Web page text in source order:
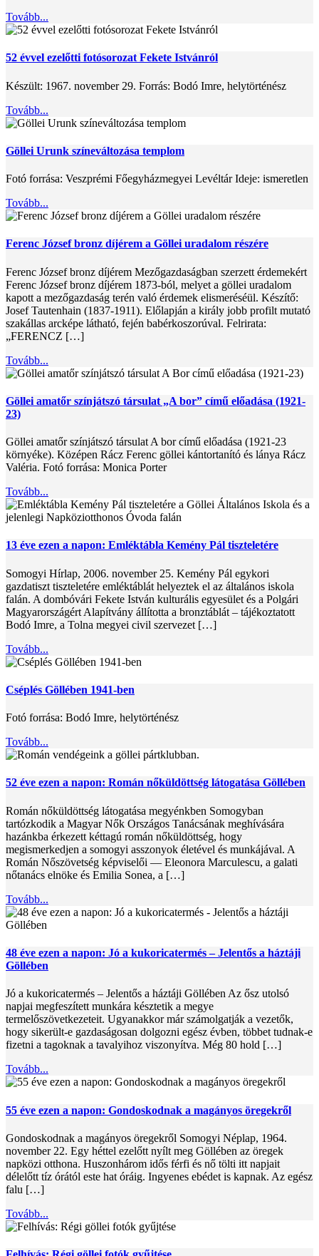
Tovább...
52 évvel ezelőtti fotósorozat Fekete Istvánról
Készült: 1967. november 29. Forrás: Bodó Imre, helytörténész
Tovább...
Göllei Urunk színeváltozása templom
Fotó forrása: Veszprémi Főegyházmegyei Levéltár Ideje: ismeretlen
Tovább...
Ferenc József bronz díjérem a Göllei uradalom részére
Ferenc József bronz díjérem Mezőgazdaságban szerzett érdemekért
Ferenc József bronz díjérem 1873-ból, melyet a göllei uradalom
kapott a mezőgazdaság terén való érdemek elismeréséül. Készítő:
Josef Tautenhain (1837-1911). Előlapján a király jobb profilt mutató
szakállas arcképe látható, fején babérkoszorúval. Felrirata:
„FERENCZ […]
Tovább...
Göllei amatőr színjátszó társulat „A bor” című előadása (1921-
23)
Göllei amatőr színjátszó társulat A bor című előadása (1921-23
környéke). Középen Rácz Ferenc göllei kántortanító és lánya Rácz
Valéria. Fotó forrása: Monica Porter
Tovább...
13 éve ezen a napon: Emléktábla Kemény Pál tiszteletére
Somogyi Hírlap, 2006. november 25. Kemény Pál egykori
gazdatiszt tiszteletére emléktáblát helyeztek el az általános iskola
falán. A dombóvári Fekete István kulturális egyesület és a Polgári
Magyarországért Alapítvány állította a bronztáblát – tájékoztatott
Bodó Imre, a Tolna megyei civil szervezet […]
Tovább...
Cséplés Göllében 1941-ben
Fotó forrása: Bodó Imre, helytörténész
Tovább...
52 éve ezen a napon: Román nőküldöttség látogatása Göllében
Román nőküldöttség látogatása megyénkben Somogyban
tartózkodik a Magyar Nők Országos Tanácsának meghívására
hazánkba érkezett kéttagú román nőküldöttség, hogy
megismerkedjen a somogyi asszonyok életével és munkájával. A
Román Nőszövetség képviselői — Eleonora Marculescu, a galati
nőtanács elnöke és Emilia Sonea, a […]
Tovább...
48 éve ezen a napon: Jó a kukoricatermés – Jelentős a háztáji
Göllében
Jó a kukoricatermés – Jelentős a háztáji Göllében Az ősz utolsó
napjai megfeszített munkára késztetik a megye
termelőszövetkezeteit. Ugyanakkor már számolgatják a vezetők,
hogy sikerült-e gazdaságosan dolgozni egész évben, többet tudnak-e
fizetni a tagoknak a tavalyihoz viszonyítva. Még 80 hold […]
Tovább...
55 éve ezen a napon: Gondoskodnak a magányos öregekről
Gondoskodnak a magányos öregekről Somogyi Néplap, 1964.
november 22. Egy héttel ezelőtt nyílt meg Göllében az öregek
napközi otthona. Huszonhárom idős férfi és nő tölti itt napjait
délelőtt tíz órától este hat óráig. Ingyenes ebédet is kapnak. Az egész
falu […]
Tovább...